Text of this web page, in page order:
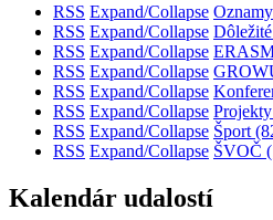
RSS Expand/Collapse
RSS Expand/Collapse
RSS Expand/Collapse
RSS Expand/Collapse
RSS Expand/Collapse
RSS Expand/Collapse Projekty
RSS Expand/Collapse Šport
RSS Expand/Collapse ŠVOČ
Kalendár udalostí